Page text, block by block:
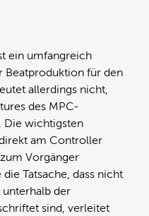
ein umfangreich
Beatproduktion für den
allerdings nicht,
des MPC-
Die wichtigsten
am Controller
Vorgänger
Tatsache, dass nicht
unterhalb der
sind, verleitet